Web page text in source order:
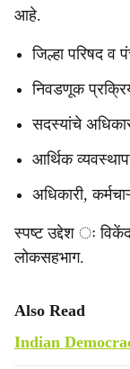
आहे.
जिल्हा परिषद व
निवडणूक
सदस्यांचे
आर्थिक
अधिकारी,
स्पष्ट उद्देश ः
लोकसहभाग.
Also Read
Indian